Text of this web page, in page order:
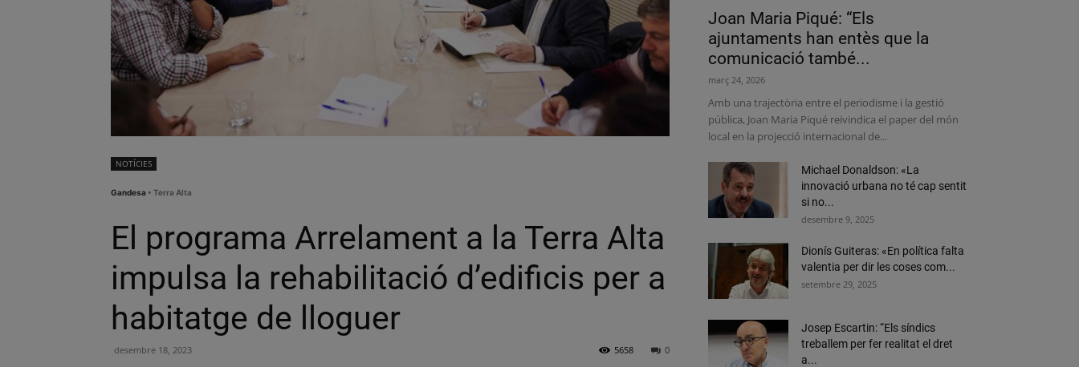
NOTÍCIES
Gandesa • Terra Alta
El programa Arrelament a la Terra Alta
impulsa la rehabilitació d’edificis per a
habitatge de lloguer
desembre 18, 2023 0
5658
Joan Maria Piqué: “Els
ajuntaments han entès que la
comunicació també...
març 24, 2026
Amb una trajectòria entre el periodisme i la gestió
pública, Joan Maria Piqué reivindica el paper del món
local en la projecció internacional de...
Michael Donaldson: «La
innovació urbana no té cap sentit
si no...
desembre 9, 2025
Dionís Guiteras: «En política falta
valentia per dir les coses com...
setembre 29, 2025
Josep Escartin: “Els síndics
treballem per fer realitat el dret
a...